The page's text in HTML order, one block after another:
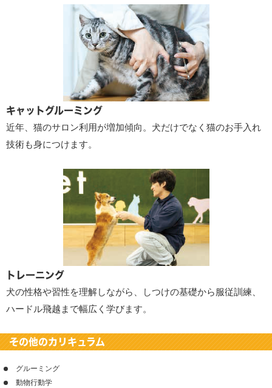
キャットグルーミング
近年、猫のサロン利用が増加傾向。犬だけでなく猫のお手入れ
技術も身につけます。
トレーニング
犬の性格や習性を理解しながら、しつけの基礎から服従訓練、
ハードル飛越まで幅広く学びます。
その他のカリキュラム
グルーミング
動物行動学